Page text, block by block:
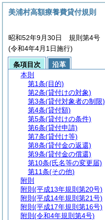
美浦村高額療養費貸付規則
昭和52年9月30日 規則第4号
(令和4年4月1日施行)
条項目次
沿革
本則
第1条(目的)
第2条(貸付けの対象)
第3条(貸付対象者の制限)
第4条(貸付額)
第5条(貸付けの条件)
第6条(貸付申請)
第7条(貸付け等)
第8条(貸付金の返還)
第9条(貸付金の償還)
第10条(氏名等の変更届)
第11条(その他)
附則
附則 (平成13年規則第20号)
附則 (平成14年規則第21号)
附則 (平成17年規則第16号)
附則 (令和4年規則第4号)